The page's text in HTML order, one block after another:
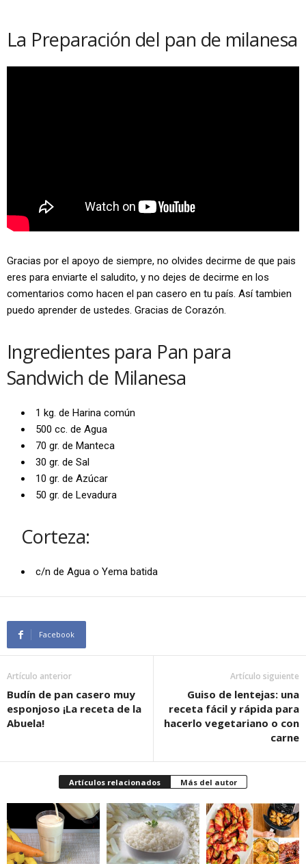
La Preparación del pan de milanesa
Gracias por el apoyo de siempre, no olvides decirme de que pais
eres para enviarte el saludito, y no dejes de decirme en los
comentarios como hacen el pan casero en tu país. Así tambien
puedo aprender de ustedes. Gracias de Corazón.
Ingredientes para Pan para
Sandwich de Milanesa
1 kg. de Harina común
500 cc. de Agua
70 gr. de Manteca
30 gr. de Sal
10 gr. de Azúcar
50 gr. de Levadura
Corteza:
c/n de Agua o Yema batida
Facebook
Artículo anterior
Budín de pan casero muy
esponjoso ¡La receta de la
Abuela!
Artículo siguiente
Guiso de lentejas: una
receta fácil y rápida para
hacerlo vegetariano o con
carne
Artículos relacionados Más del autor